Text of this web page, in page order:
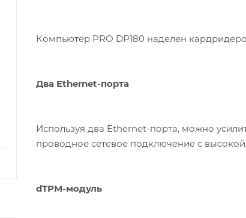
Компьютер PRO DP180 наделен
Два Ethernet-порта
Используя два Ethernet-порта, можно
проводное сетевое подключение с
dTPM-модуль